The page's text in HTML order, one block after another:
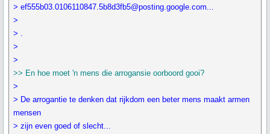
> ef555b03.0106110847.5b8d3fb5@posting.google.com...
>
> .
>
>
>> En hoe moet 'n mens die arrogansie oorboord gooi?
>
> De arrogantie te denken dat rijkdom een beter mens maakt armen
mensen
> zijn even goed of slecht...